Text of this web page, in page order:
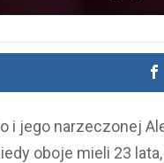
i jego narzeczonej
oboje mieli 23